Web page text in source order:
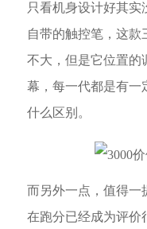
只看机身设计好其
自带的触控笔，这款
不大，但是它位置的
幕，每一代都是有一
什么区别。
而另外一点，值得一
在跑分已经成为评价